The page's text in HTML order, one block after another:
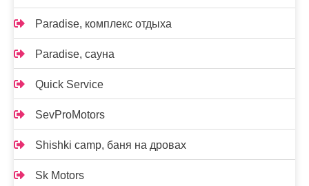
Paradise, комплекс отдыха
Paradise, сауна
Quick Service
SevProMotors
Shishki camp, баня на дровах
Sk Motors